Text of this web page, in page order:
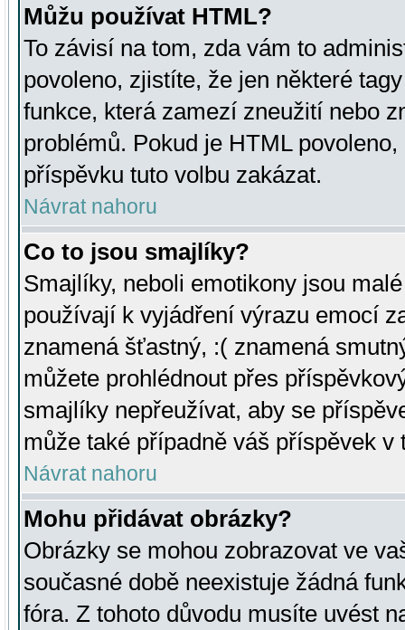
Můžu používat HTML?
To závisí na tom, zda vám to
povoleno, zjistíte, že jen některé
funkce, která zamezí zneužití nebo
problémů. Pokud je HTML
příspěvku tuto volbu zakázat.
Návrat nahoru
Co to jsou smajlíky?
Smajlíky, neboli emotikony jsou
používají k vyjádření výrazu emocí
znamená šťastný, :( znamená
můžete prohlédnout přes
smajlíky nepřeužívat, aby se
může také případně váš příspěvek v
Návrat nahoru
Mohu přidávat obrázky?
Obrázky se mohou zobrazovat ve
současné době neexistuje žádná
fóra. Z tohoto důvodu musíte uvést